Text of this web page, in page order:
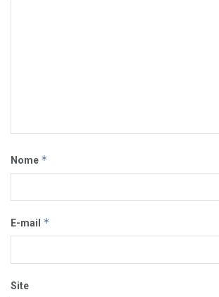
Nome *
E-mail *
Site